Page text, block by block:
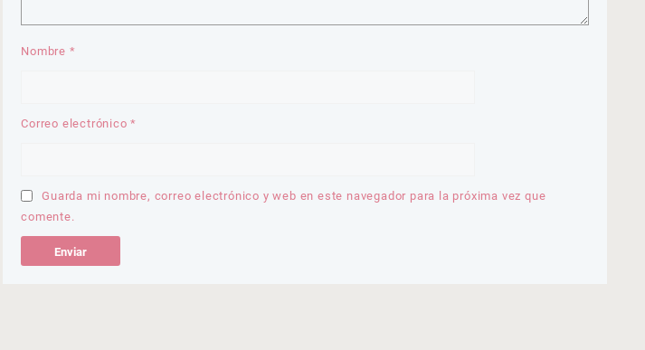
Nombre *
Correo electrónico*
Guarda mi nombre, correo electrónico y web en este navegador para la próxima vez que
comente.